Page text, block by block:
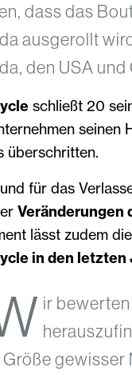
dass das
ausgerollt
den USA
schließt 20
seinen
überschritten.
für das
Veränderungen
lässt zudem
in den
ir
gewisser